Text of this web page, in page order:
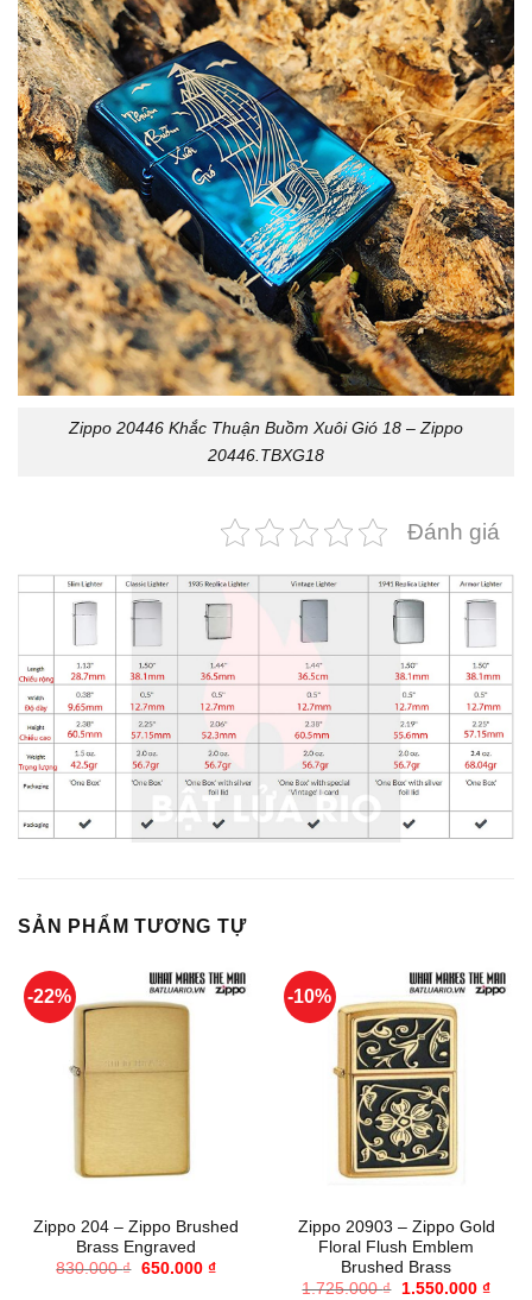
Zippo 20446 Khắc Thuận Buồm Xuôi Gió 18 – Zippo
20446.TBXG18
Đánh giá
SẢN PHẨM TƯƠNG TỰ
-22%
Zippo 204 – Zippo Brushed
Brass Engraved
830.000₫ Giá
650.000 ₫Giá
-10%
Zippo 20903 – Zippo Gold
Floral Flush Emblem
Brushed Brass
1.725.000₫
Giá
1.550.000 ₫Giá